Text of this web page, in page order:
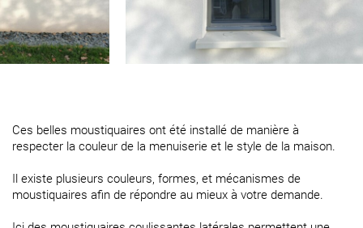
Ces belles moustiquaires ont été installé de manière à
respecter la couleur de la menuiserie et le style de la maison.
Il existe plusieurs couleurs, formes, et mécanismes de
moustiquaires afin de répondre au mieux à votre demande.